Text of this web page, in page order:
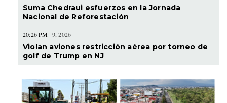
Suma Chedraui esfuerzos en la Jornada
Nacional de Reforestación
20:26 PM 9, 2026
Violan aviones restricción aérea por torneo de
golf de Trump en NJ